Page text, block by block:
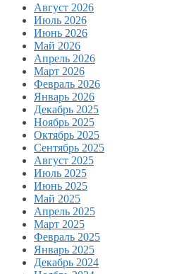
Август 2026
Июль 2026
Июнь 2026
Май 2026
Апрель 2026
Март 2026
Февраль 2026
Январь 2026
Декабрь 2025
Ноябрь 2025
Октябрь 2025
Сентябрь 2025
Август 2025
Июль 2025
Июнь 2025
Май 2025
Апрель 2025
Март 2025
Февраль 2025
Январь 2025
Декабрь 2024